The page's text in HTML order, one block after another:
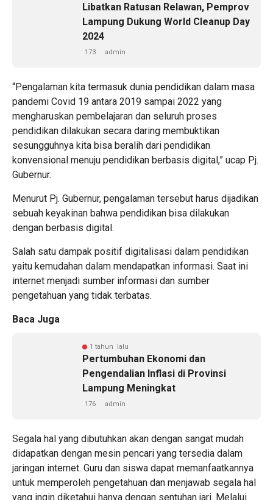
Libatkan Ratusan Relawan, Pemprov
Lampung Dukung World Cleanup Day
2024
173 admin
“Pengalaman kita termasuk dunia pendidikan dalam masa
pandemi Covid 19 antara 2019 sampai 2022 yang
mengharuskan pembelajaran dan seluruh proses
pendidikan dilakukan secara daring membuktikan
sesungguhnya kita bisa beralih dari pendidikan
konvensional menuju pendidikan berbasis digital,” ucap Pj.
Gubernur.
Menurut Pj. Gubernur, pengalaman tersebut harus dijadikan
sebuah keyakinan bahwa pendidikan bisa dilakukan
dengan berbasis digital.
Salah satu dampak positif digitalisasi dalam pendidikan
yaitu kemudahan dalam mendapatkan informasi. Saat ini
internet menjadi sumber informasi dan sumber
pengetahuan yang tidak terbatas.
Baca Juga
1 tahun lalu
Pertumbuhan Ekonomi dan
Pengendalian Inflasi di Provinsi
Lampung Meningkat
176 admin
Segala hal yang dibutuhkan akan dengan sangat mudah
didapatkan dengan mesin pencari yang tersedia dalam
jaringan internet. Guru dan siswa dapat memanfaatkannya
untuk memperoleh pengetahuan dan menjawab segala hal
yang ingin diketahui hanya dengan sentuhan jari. Melalui